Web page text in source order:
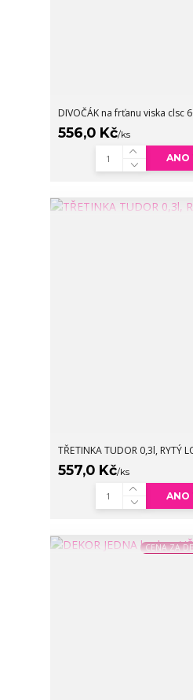
DIVOČÁK na frťanu viska clsc
556,0 Kč/ks
ANO
TŘETINKA TUDOR 0,3l, RYTÝ
557,0 Kč/ks
ANO
CENA ZA